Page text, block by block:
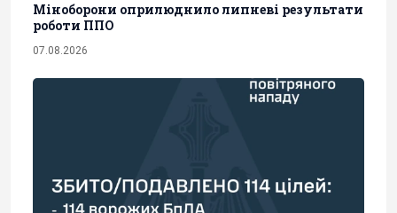
Міноборони оприлюднило липневі результати
роботи ППО
07.08.2026